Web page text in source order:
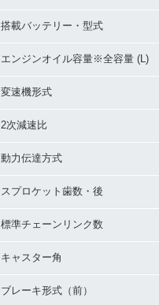
搭載バッテリー・型式
エンジンオイル容量※全容量 (L)
変速機形式
2次減速比
動力伝達方式
スプロケット歯数・後
標準チェーンリンク数
キャスター角
ブレーキ形式（前）